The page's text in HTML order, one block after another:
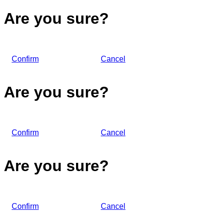
Are you sure?
Confirm Cancel
Are you sure?
Confirm Cancel
Are you sure?
Confirm Cancel